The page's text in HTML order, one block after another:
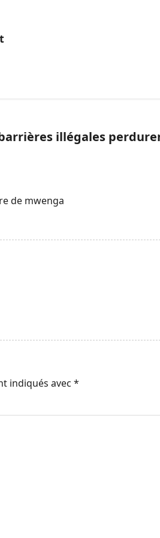
illégales
de mwenga
indiqués avec *